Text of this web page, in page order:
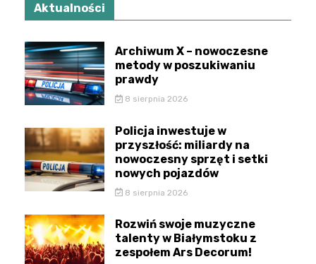
Aktualności
Archiwum X – nowoczesne
metody w poszukiwaniu
prawdy
8 sierpnia 2026
Policja inwestuje w
przyszłość: miliardy na
nowoczesny sprzęt i setki
nowych pojazdów
8 sierpnia 2026
Rozwiń swoje muzyczne
talenty w Białymstoku z
zespołem Ars Decorum!